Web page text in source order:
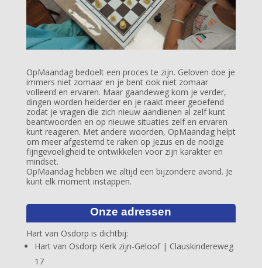
OpMaandag bedoelt een proces te zijn. Geloven doe je
immers niet zomaar en je bent ook niet zomaar
volleerd en ervaren. Maar gaandeweg kom je verder,
dingen worden helderder en je raakt meer geoefend
zodat je vragen die zich nieuw aandienen al zelf kunt
beantwoorden en op nieuwe situaties zelf en ervaren
kunt reageren. Met andere woorden, OpMaandag helpt
om meer afgestemd te raken op Jezus en de nodige
fijngevoeligheid te ontwikkelen voor zijn karakter en
mindset.
OpMaandag hebben we altijd een bijzondere avond. Je
kunt elk moment instappen.
Onze adressen
Hart van Osdorp is dichtbij:
Hart van Osdorp Kerk zijn-Geloof | Clauskindereweg
17